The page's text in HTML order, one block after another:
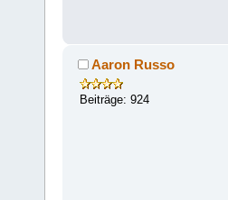
Aaron Russo
Beiträge: 924